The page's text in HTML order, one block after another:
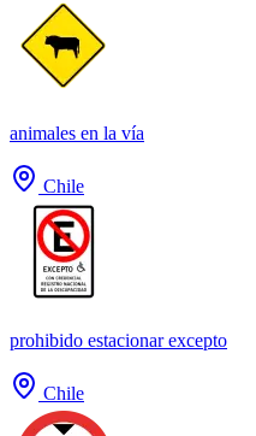
animales en la vía
Chile
prohibido estacionar excepto
Chile